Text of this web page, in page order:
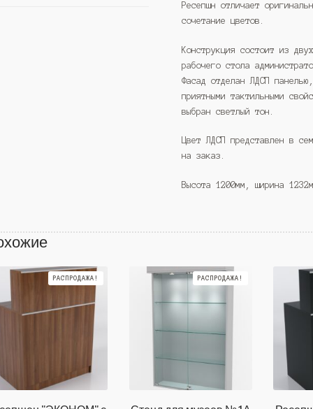
Ресепшн отличает
сочетание цветов.
Конструкция состоит из
рабочего стола
Фасад отделан ЛДСП
приятными тактильными
выбран светлый тон.
Цвет ЛДСП представлен в
на заказ.
Высота 1200мм, ширина
РАСПРОДАЖА! РАСПРОДАЖА!